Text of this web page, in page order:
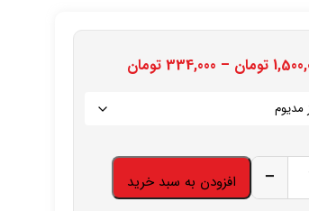
تومان –
334,000 تومان
− افزودن به سبد خرید